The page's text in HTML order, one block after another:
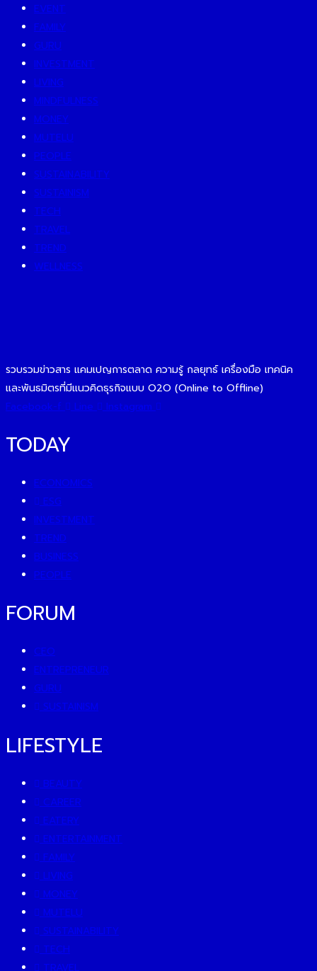
EVENT
FAMILY
GURU
INVESTMENT
LIVING
MINDFULNESS
MONEY
MUTELU
PEOPLE
SUSTAINABILITY
SUSTAINISM
TECH
TRAVEL
TREND
WELLNESS
รวบรวมข่าวสาร แคมเปญการตลาด ความรู้ กลยุทธ์ เครื่องมือ เทคนิค
และพันธมิตรที่มีแนวคิดธุรกิจแบบ O2O (Online to Offline)
Facebook-f
Line Instagram
TODAY
ECONOMICS
ESG
INVESTMENT
TREND
BUSINESS
PEOPLE
FORUM
CEO
ENTREPRENEUR
GURU
SUSTAINISM
LIFESTYLE
BEAUTY
CAREER
EATERY
ENTERTAINMENT
FAMILY
LIVING
MONEY
MUTELU
SUSTAINABILITY
TECH
TRAVEL